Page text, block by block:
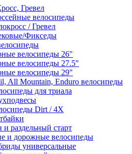
Гревел
велосипеды
/ Гревел
Фикседы
велосипеды 26"
велосипеды 27.5"
велосипеды 29"
All Mountain, Enduro велосипеды
для триала
Dirt / 4X
и раздельный старт
и дорожные велосипеды
универсальные